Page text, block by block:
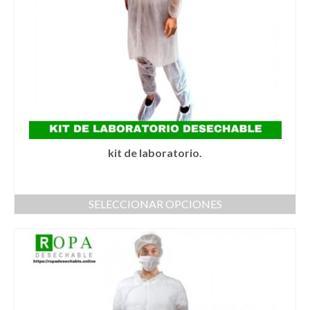
elegir
en
la
producto
kit de laboratorio.
SELECCIONAR OPCIONES
producto
tiene
múltiples
variantes.
opciones